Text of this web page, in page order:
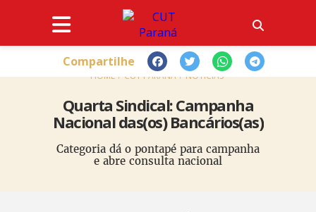
HOME CUT PARANÁ NOTÍCIAS
Quarta Sindical: Campanha
Nacional das(os) Bancários(as)
Categoria dá o pontapé para campanha
e abre consulta nacional
Compartilhe